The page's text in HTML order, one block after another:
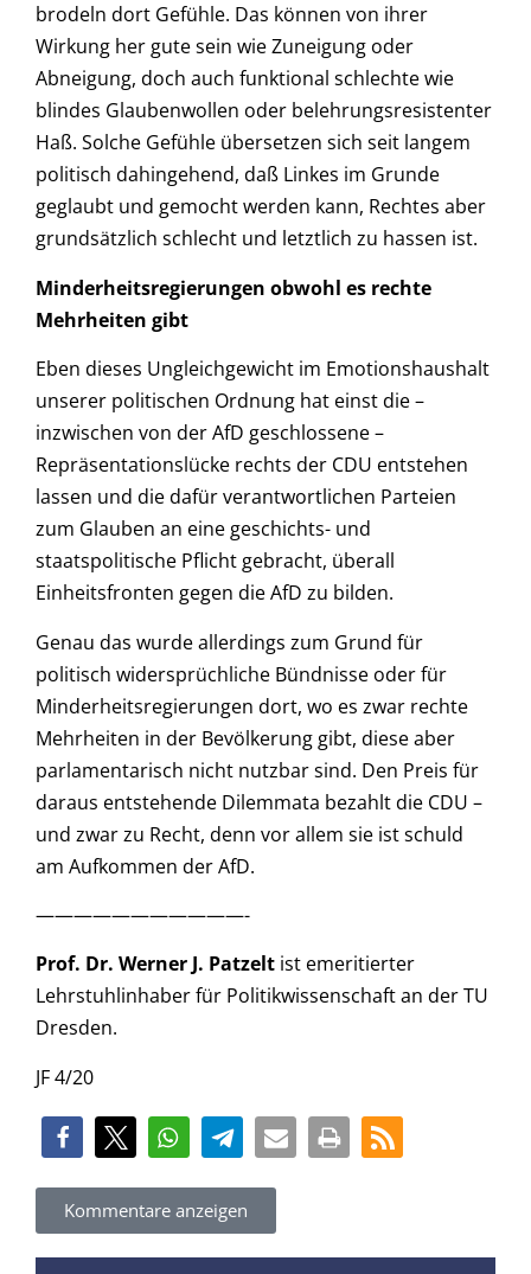
brodeln dort Gefühle. Das können von ihrer
Wirkung her gute sein wie Zuneigung oder
Abneigung, doch auch funktional schlechte wie
blindes Glaubenwollen oder belehrungsresistenter
Haß. Solche Gefühle übersetzen sich seit langem
politisch dahingehend, daß Linkes im Grunde
geglaubt und gemocht werden kann, Rechtes aber
grundsätzlich schlecht und letztlich zu hassen ist.
Minderheitsregierungen obwohl es rechte
Mehrheiten gibt
Eben dieses Ungleichgewicht im Emotionshaushalt
unserer politischen Ordnung hat einst die –
inzwischen von der AfD geschlossene –
Repräsentationslücke rechts der CDU entstehen
lassen und die dafür verantwortlichen Parteien
zum Glauben an eine geschichts- und
staatspolitische Pflicht gebracht, überall
Einheitsfronten gegen die AfD zu bilden.
Genau das wurde allerdings zum Grund für
politisch widersprüchliche Bündnisse oder für
Minderheitsregierungen dort, wo es zwar rechte
Mehrheiten in der Bevölkerung gibt, diese aber
parlamentarisch nicht nutzbar sind. Den Preis für
daraus entstehende Dilemmata bezahlt die CDU –
und zwar zu Recht, denn vor allem sie ist schuld
am Aufkommen der AfD.
———————————-
Prof. Dr. Werner J. Patzelt ist emeritierter
Lehrstuhlinhaber für Politikwissenschaft an der TU
Dresden.
JF 4/20
Kommentare anzeigen